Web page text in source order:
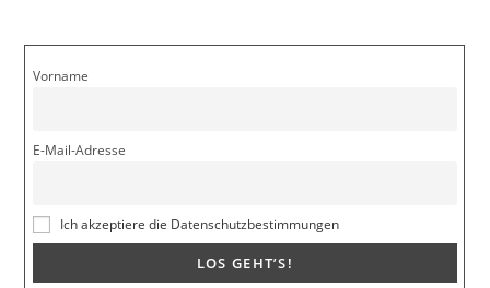
Vorname
E-Mail-Adresse
Ich akzeptiere die Datenschutzbestimmungen